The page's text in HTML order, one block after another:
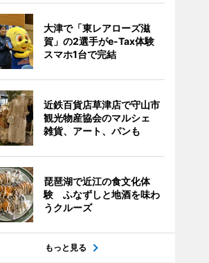
大津で「東レアローズ滋
賀」の2選手がe-Tax体験
スマホ1台で完結
近鉄百貨店草津店で守山市
観光物産協会のマルシェ
雑貨、アート、パンも
琵琶湖で近江の食文化体
験 ふなずしと地酒を味わ
うクルーズ
もっと見る